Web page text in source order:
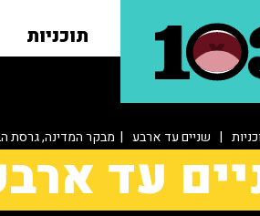
תוכניות
| שניים עד ארבע | מבקר המדינה, גרסת
עד